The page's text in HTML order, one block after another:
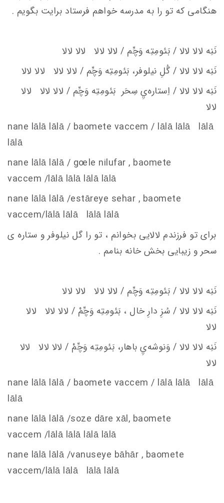
هنگامی که تو را به مدرسه خواهم فرستاد برایت بگویم .
نَنِه لالا لالا / بَئومِتِه وَچِّم / لالا لالا لالا لالا
نَنِه لالا لالا / گُلِ نيلوفر، بَئومِتِه وَچِّم / لالا لالا لالا لالا
نَنِه لالا لالا / اِستاره‌يِ سِحَر بَئومِتِه وَچِّم / لالا لالا لالا
لالا
nane lālā lālā / baomete vaccem / lālā lālā lālā
lālā
nane lālā lālā / goele nilufar , baomete
vaccem /lālā lālā lālā lālā
nane lālā lālā /estāreye sehar , baomete
vaccem/lālā lālā lālā lālā
برای تو فرزندم لالایی بخوانم ، تو را گل نیلوفر و ستاره ی
سحر و زیبایی بخش خانه بنامم .
نَنِه لالا لالا / بَئومِتِه وَچِّم / لالا لالا لالا لالا
نَنِه لالا لالا / سُزِ دارِ خال ، بَئومِتِه وَچِّمْ / لالا لالا لالا
لالا
نَنِه لالا لالا / وَنوشه‌يِ باهار، بَئومِتِه وَچِّمْ / لالا لالا لالا
لالا
nane lālā lālā / baomete vaccem / lālā lālā lālā
lālā
nane lālā lālā /soze dāre xāl, baomete
vaccem /lālā lālā lālā lālā
nane lālā lālā /vanuseye bāhār , baomete
vaccem/lālā lālā lālā lālā